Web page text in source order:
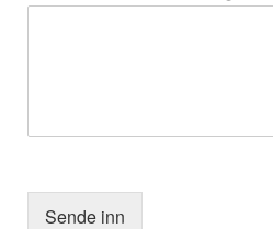
Sende inn